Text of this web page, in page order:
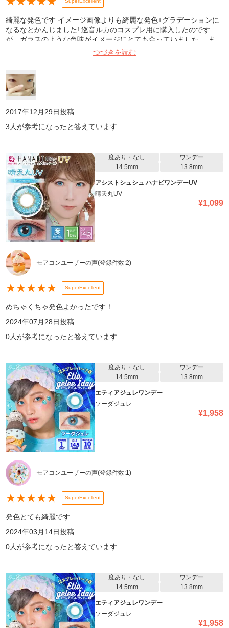
綺麗な発色です イメージ画像よりも綺麗な発色+グラデーションに
なるなとかんじました! 巡音ルカのコスプレ用に購入したのです
が、ガラスのような色味がイメージにとても合っていました。 ま
た、初めてのカラコンだったため痛みやトラブルなど不安だったの
ですが、何も問題なくイベントを楽しめました。 発送、対応も迅速
つづきを読む
2017年12月29日投稿
3 人が参考になったと答えています
度あり・なし
ワンデー
14.5mm
13.8mm
アシストシュシュ ハナビワンデーUV
晴天丸UV
¥1,099
モアコンユーザーの声(登録件数:2)
★★★★★ SuperExcellent
めちゃくちゃ発色よかったです！
2024年07月28日投稿
0人が参考になったと答えています
度あり・なし
ワンデー
14.5mm
13.8mm
エティアジュレワンデー
ソーダジュレ
¥1,958
モアコンユーザーの声(登録件数:1)
★★★★★ SuperExcellent
発色とても綺麗です
2024年03月14日投稿
0人が参考になったと答えています
度あり・なし
ワンデー
14.5mm
13.8mm
エティアジュレワンデー
ソーダジュレ
¥1,958